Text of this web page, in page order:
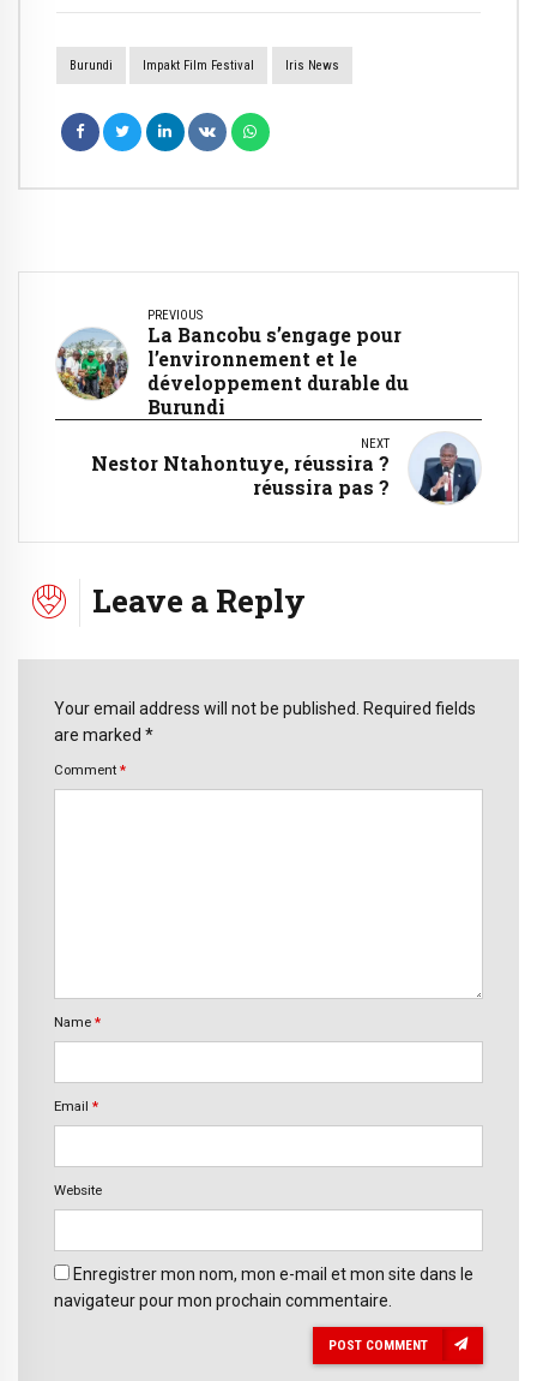
Burundi Impakt Film Festival Iris News
PREVIOUS
La Bancobu s’engage pour
l’environnement et le
développement durable du
Burundi
NEXT
Nestor Ntahontuye, réussira ?
réussira pas ?
Leave a Reply
Your email address will not be published. Required fields
are marked *
Comment *
Name *
Email *
Website
Enregistrer mon nom, mon e-mail et mon site dans le
navigateur pour mon prochain commentaire.
POST COMMENT